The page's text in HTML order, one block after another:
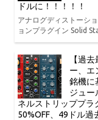
ドルに！！！！！
アナログディストーシ
ョンプラグイン Solid
【過
ー、エ
銘機に
ジュー
ネルストリッププラ
50%OFF、49ドル過